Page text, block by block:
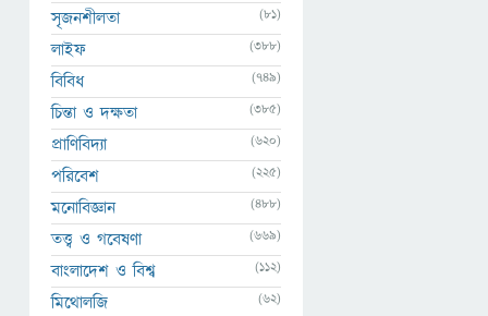
সৃজনশীলতা (81)
লাইফ (388)
বিবিধ (749)
চিন্তা ও দক্ষতা (385)
প্রাণিবিদ্যা (620)
পরিবেশ (225)
মনোবিজ্ঞান (488)
তত্ত্ব ও গবেষণা (669)
বাংলাদেশ ও বিশ্ব (112)
মিথোলজি (62)